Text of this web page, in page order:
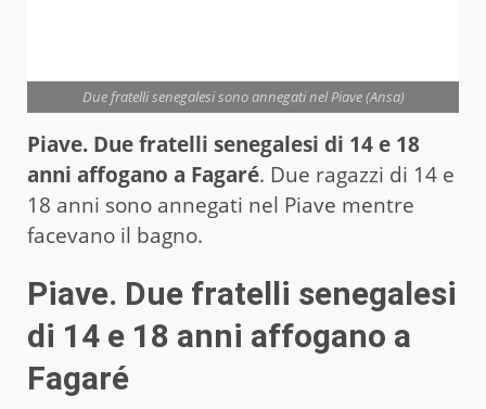
Due fratelli senegalesi sono annegati nel Piave (Ansa)
Piave. Due fratelli senegalesi di 14 e 18
anni affogano a Fagaré. Due ragazzi di 14 e
18 anni sono annegati nel Piave mentre
facevano il bagno.
Piave. Due fratelli senegalesi
di 14 e 18 anni affogano a
Fagaré